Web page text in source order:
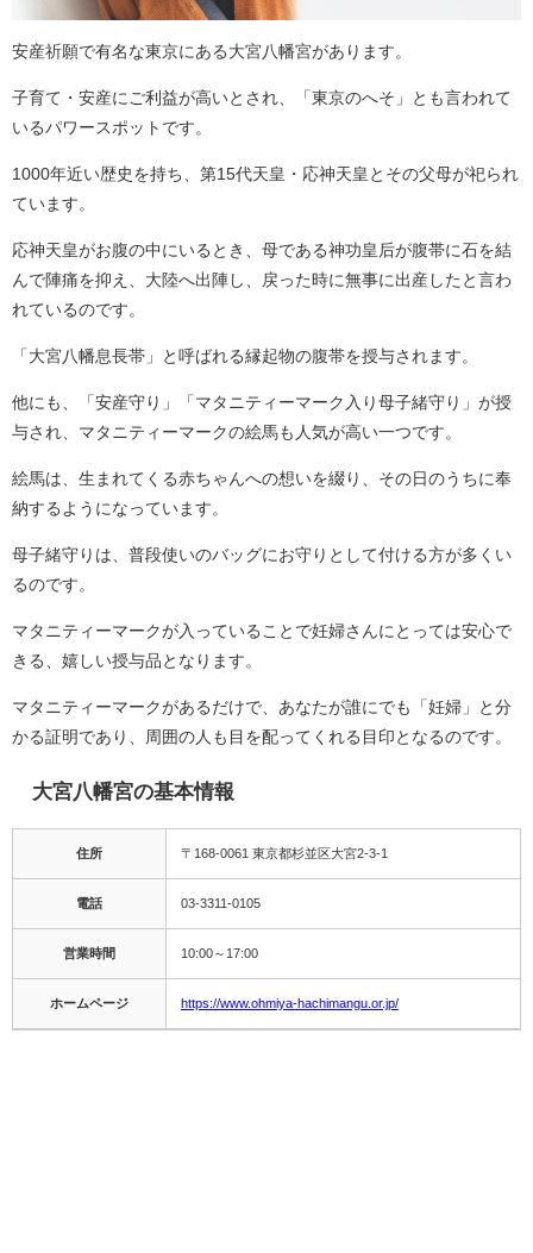
安産祈願で有名な東京にある大宮八幡宮があります。
子育て・安産にご利益が高いとされ、「東京のへそ」とも言われて
いるパワースポットです。
1000年近い歴史を持ち、第15代天皇・応神天皇とその父母が祀られ
ています。
応神天皇がお腹の中にいるとき、母である神功皇后が腹帯に石を結
んで陣痛を抑え、大陸へ出陣し、戻った時に無事に出産したと言わ
れているのです。
「大宮八幡息長帯」と呼ばれる縁起物の腹帯を授与されます。
他にも、「安産守り」「マタニティーマーク入り母子緒守り」が授
与され、マタニティーマークの絵馬も人気が高い一つです。
絵馬は、生まれてくる赤ちゃんへの想いを綴り、その日のうちに奉
納するようになっています。
母子緒守りは、普段使いのバッグにお守りとして付ける方が多くい
るのです。
マタニティーマークが入っていることで妊婦さんにとっては安心で
きる、嬉しい授与品となります。
マタニティーマークがあるだけで、あなたが誰にでも「妊婦」と分
かる証明であり、周囲の人も目を配ってくれる目印となるのです。
大宮八幡宮の基本情報
住所 〒168-0061 東京都杉並区大宮2-3-1
電話 03-3311-0105
営業時間 10:00～17:00
ホームページ https://www.ohmiya-hachimangu.or.jp/